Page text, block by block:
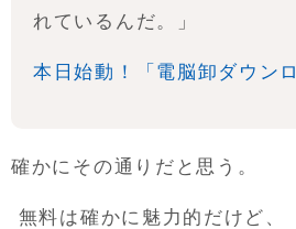
れているんだ。」
本日始動！「電脳卸ダウン
確かにその通りだと思う。
無料は確かに魅力的だけど、